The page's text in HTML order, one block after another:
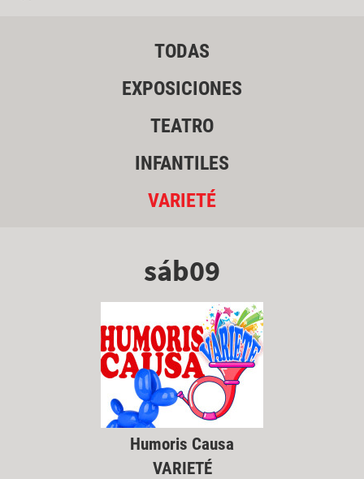
TODAS
EXPOSICIONES
TEATRO
INFANTILES
VARIETÉ
sáb09
Humoris Causa
VARIETÉ